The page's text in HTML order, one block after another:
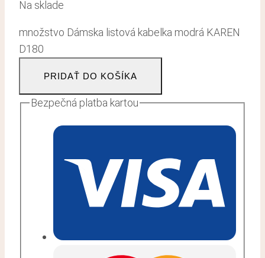
Na sklade
množstvo Dámska listová kabelka modrá KAREN
D180
PRIDAŤ DO KOŠÍKA
Bezpečná platba kartou